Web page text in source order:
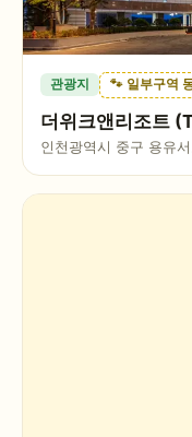
관광지 🐾 일부구역
더위크앤리조트
인천광역시 중구 용유